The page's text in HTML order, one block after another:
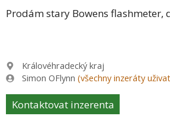
Prodám stary Bowens
Lokalita
Královéhradecký kraj
Zadavatel
Simon OFlynn (všechny inzeráty
Kontaktovat inzerenta